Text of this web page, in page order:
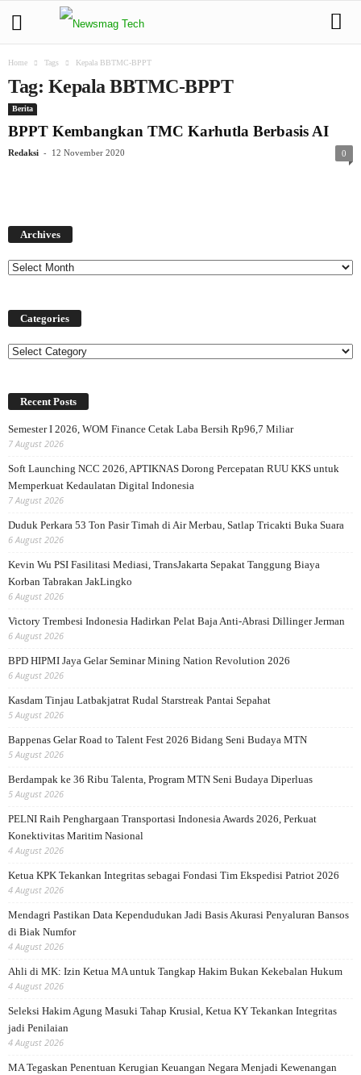
Home Tags Kepala BBTMC-BPPT
Tag: Kepala BBTMC-BPPT
Berita
BPPT Kembangkan TMC Karhutla Berbasis AI
Redaksi - 12 November 2020 0
Archives
Categories
Categories
Recent Posts
Semester I 2026, WOM Finance Cetak Laba Bersih Rp96,7 Miliar
7 August 2026
Soft Launching NCC 2026, APTIKNAS Dorong Percepatan RUU KKS untuk
Memperkuat Kedaulatan Digital Indonesia
7 August 2026
Duduk Perkara 53 Ton Pasir Timah di Air Merbau, Satlap Tricakti Buka Suara
6 August 2026
Kevin Wu PSI Fasilitasi Mediasi, TransJakarta Sepakat Tanggung Biaya
Korban Tabrakan JakLingko
6 August 2026
Victory Trembesi Indonesia Hadirkan Pelat Baja Anti-Abrasi Dillinger Jerman
6 August 2026
BPD HIPMI Jaya Gelar Seminar Mining Nation Revolution 2026
6 August 2026
Kasdam Tinjau Latbakjatrat Rudal Starstreak Pantai Sepahat
5 August 2026
Bappenas Gelar Road to Talent Fest 2026 Bidang Seni Budaya MTN
5 August 2026
Berdampak ke 36 Ribu Talenta, Program MTN Seni Budaya Diperluas
5 August 2026
PELNI Raih Penghargaan Transportasi Indonesia Awards 2026, Perkuat
Konektivitas Maritim Nasional
4 August 2026
Ketua KPK Tekankan Integritas sebagai Fondasi Tim Ekspedisi Patriot 2026
4 August 2026
Mendagri Pastikan Data Kependudukan Jadi Basis Akurasi Penyaluran Bansos
di Biak Numfor
4 August 2026
Ahli di MK: Izin Ketua MA untuk Tangkap Hakim Bukan Kekebalan Hukum
4 August 2026
Seleksi Hakim Agung Masuki Tahap Krusial, Ketua KY Tekankan Integritas
jadi Penilaian
4 August 2026
MA Tegaskan Penentuan Kerugian Keuangan Negara Menjadi Kewenangan